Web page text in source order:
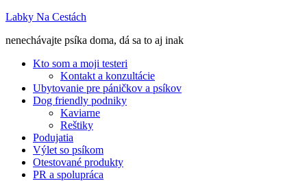
Labky Na Cestách
nenechávajte psíka doma, dá sa to aj inak
Kto som a moji testeri
Kontakt a konzultácie
Ubytovanie pre páničkov a psíkov
Dog friendly podniky
Kaviarne
Reštiky
Podujatia
Výlet so psíkom
Otestované produkty
PR a spolupráca